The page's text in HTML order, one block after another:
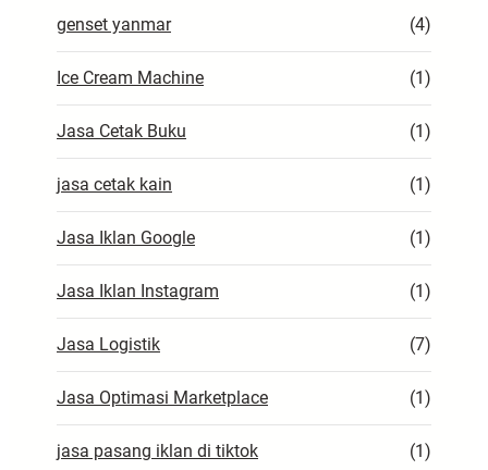
genset yanmar (4)
Ice Cream Machine (1)
Jasa Cetak Buku (1)
jasa cetak kain (1)
Jasa Iklan Google (1)
Jasa Iklan Instagram (1)
Jasa Logistik (7)
Jasa Optimasi Marketplace (1)
jasa pasang iklan di tiktok (1)